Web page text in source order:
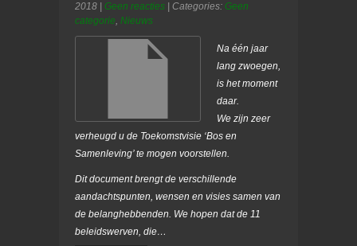
2018 Geen reacties | Categories: Geen
categorie, Nieuws
Na één jaar
lang zwoegen,
is het moment
daar.
We zijn zeer
verheugd u de Toekomstvisie ‘Bos en
Samenleving’ te mogen voorstellen.
Dit document brengt de verschillende
aandachtspunten, wensen en visies samen van
de belanghebbenden. We hopen dat de 11
beleidswerven, die…